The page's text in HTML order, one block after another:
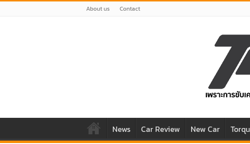
About us Contact
News Car Review New Car